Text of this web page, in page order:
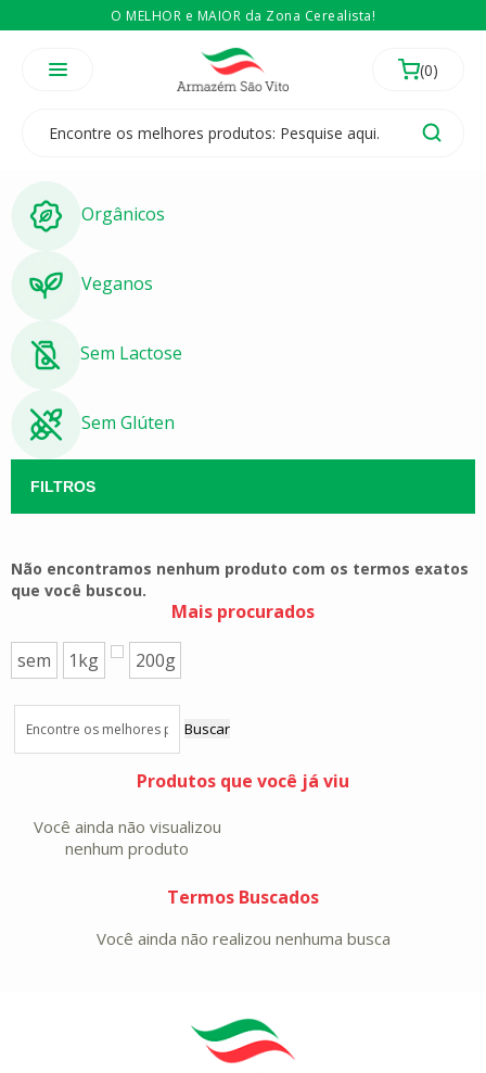
O MELHOR e MAIOR da Zona Cerealista!
Temos 3 lojas físicas na Zona Cerealista de São Paulo!
É revendedor? EntãoCompre no atacado
Orgânicos
Veganos
Sem Lactose
Sem Glúten
Não encontramos nenhum produto com os termos exatos
que você buscou.
Mais procurados
sem 1kg 200g
Buscar
Produtos que você já viu
Você ainda não visualizou
nenhum produto
Termos Buscados
Você ainda não realizou nenhuma busca